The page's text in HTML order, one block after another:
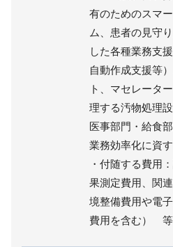
有のためのスマ
ム、患者の見守
した各種業務支
自動作成支援等
ト、マセレータ
理する汚物処理
医事部門・給食
業務効率化に資
・付随する費用
果測定費用、関
境整備費用や電
費用を含む） 等